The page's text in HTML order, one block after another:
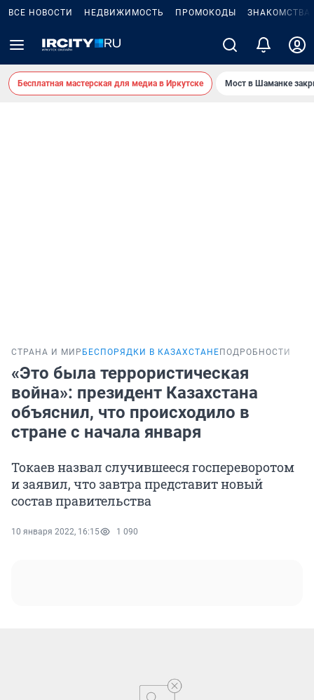
ВСЕ НОВОСТИ НЕДВИЖИМОСТЬ ПРОМОКОДЫ ЗНАКОМСТВА
Бесплатная мастерская для медиа в Иркутске Мост в Шаманке
СТРАНА И МИР БЕСПОРЯДКИ В КАЗАХСТАНЕ ПОДРОБНОСТИ
«Это была террористическая
война»: президент Казахстана
объяснил, что происходило в
стране с начала января
Токаев назвал случившееся госпереворотом
и заявил, что завтра представит новый
состав правительства
10 января 2022, 16:15 1 090